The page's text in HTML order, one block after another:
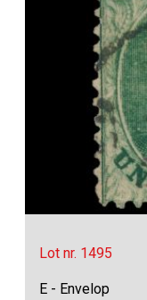
Lot nr. 1495
E - Envelop